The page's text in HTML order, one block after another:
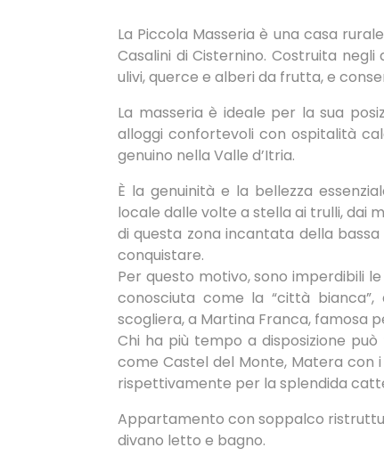
La Piccola Masseria è una casa
Casalini di Cisternino. Costruita
ulivi, querce e alberi da frutta, e
La masseria è ideale per la sua
alloggi confortevoli con ospitalità
genuino nella Valle d’Itria.
È la genuinità e la bellezza
locale dalle volte a stella ai trulli, dai
di questa zona incantata della
conquistare.
Per questo motivo, sono imperdibili
conosciuta come la “città
scogliera, a Martina Franca, famosa
Chi ha più tempo a disposizione
come Castel del Monte, Matera con i
rispettivamente per la splendida
Appartamento con soppalco
divano letto e bagno.